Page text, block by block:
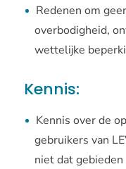
Redenen om
overbodigheid,
wettelijke
Kennis:
Kennis over de
gebruikers van
niet dat